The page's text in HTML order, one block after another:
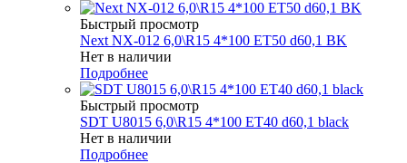
Быстрый просмотр
Next NX-012 6,0\R15 4*100 ET50 d60,1 BK
Нет в наличии
Подробнее
Быстрый просмотр
SDT U8015 6,0\R15 4*100 ET40 d60,1 black
Нет в наличии
Подробнее